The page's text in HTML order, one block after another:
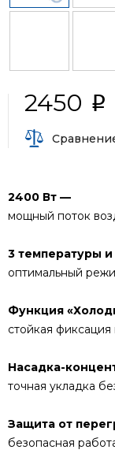
2450 i
2400 Вт —
мощный поток
3 температуры
оптимальный
Функция
стойкая
Насадка-
точная укладка
Защита от
безопасная